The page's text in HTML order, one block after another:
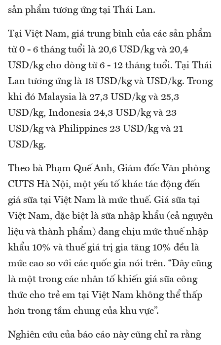
sản phẩm tương ứng tại Thái Lan.
Tại Việt Nam, giá trung bình của các sản phẩm
từ 0 - 6 tháng tuổi là 20,6 USD/kg và 20,4
USD/kg cho dòng từ 6 - 12 tháng tuổi. Tại Thái
Lan tương ứng là 18 USD/kg và USD/kg. Trong
khi đó Malaysia là 27,3 USD/kg và 25,3
USD/kg, Indonesia 24,3 USD/kg và 23
USD/kg và Philippines 23 USD/kg và 21
USD/kg.
Theo bà Phạm Quế Anh, Giám đốc Văn phòng
CUTS Hà Nội, một yếu tố khác tác động đến
giá sữa tại Việt Nam là mức thuế. Giá sữa tại
Việt Nam, đặc biệt là sữa nhập khẩu (cả nguyên
liệu và thành phẩm) đang chịu mức thuế nhập
khẩu 10% và thuế giá trị gia tăng 10% đều là
mức cao so với các quốc gia nói trên. “Đây cũng
là một trong các nhân tố khiến giá sữa công
thức cho trẻ em tại Việt Nam không thể thấp
hơn trong tầm chung của khu vực”.
Nghiên cứu của báo cáo này cũng chỉ ra rằng